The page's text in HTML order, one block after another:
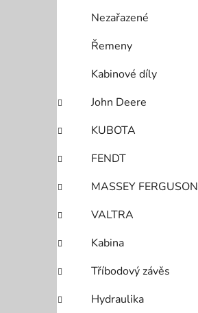
Nezařazené
Řemeny
Kabinové díly
John Deere
KUBOTA
FENDT
MASSEY FERGUSON
VALTRA
Kabina
Tříbodový závěs
Hydraulika